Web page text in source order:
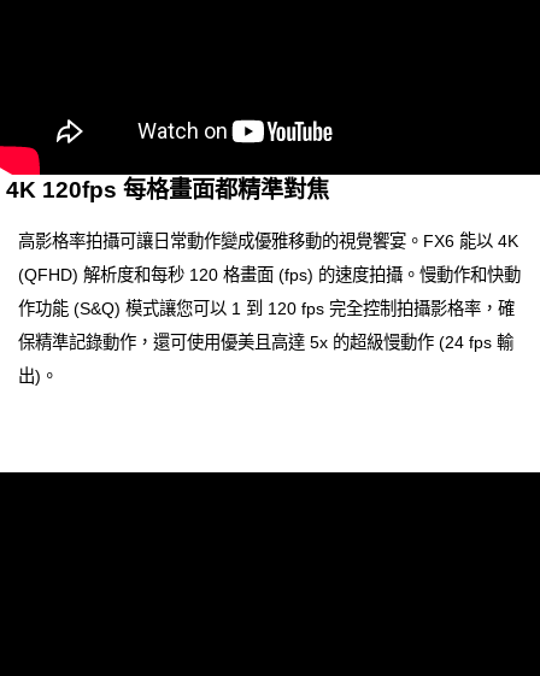
4K 120fps 每格畫面都精準對焦
高影格率拍攝可讓日常動作變成優雅移動的視覺饗宴。FX6 能以 4K
(QFHD) 解析度和每秒 120 格畫面 (fps) 的速度拍攝。慢動作和快動
作功能 (S&Q) 模式讓您可以 1 到 120 fps 完全控制拍攝影格率，確
保精準記錄動作，還可使用優美且高達 5x 的超級慢動作 (24 fps 輸
出)。